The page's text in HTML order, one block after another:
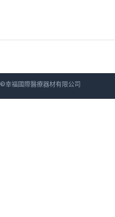
©幸福國際醫療器材有限公司